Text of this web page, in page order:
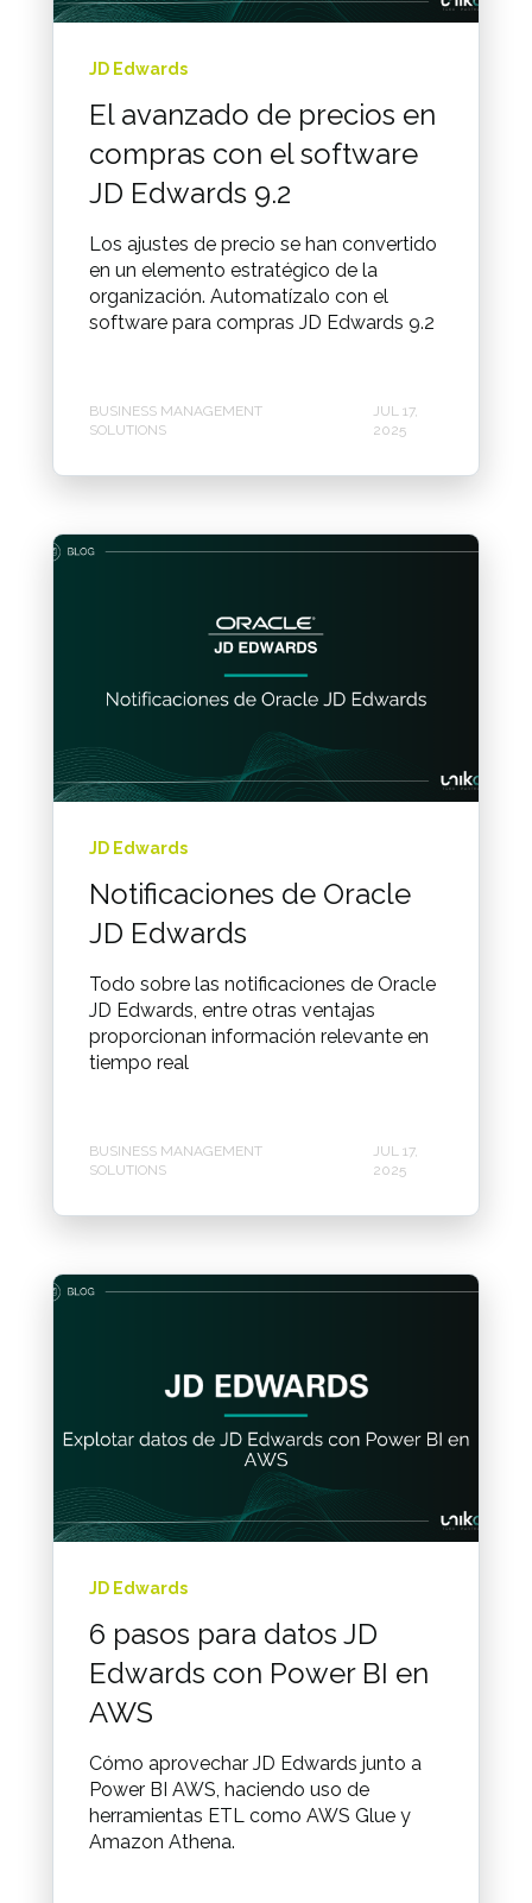
JD Edwards
El avanzado de precios en
compras con el software
JD Edwards 9.2
Los ajustes de precio se han convertido
en un elemento estratégico de la
organización. Automatízalo con el
software para compras JD Edwards 9.2
BUSINESS MANAGEMENT
SOLUTIONS
JUL 17,
2025
JD Edwards
Notificaciones de Oracle
JD Edwards
Todo sobre las notificaciones de Oracle
JD Edwards, entre otras ventajas
proporcionan información relevante en
tiempo real
BUSINESS MANAGEMENT
SOLUTIONS
JUL 17,
2025
JD Edwards
6 pasos para datos JD
Edwards con Power BI en
AWS
Cómo aprovechar JD Edwards junto a
Power BI AWS, haciendo uso de
herramientas ETL como AWS Glue y
Amazon Athena.